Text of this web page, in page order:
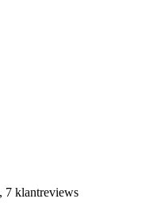
7 klantreviews